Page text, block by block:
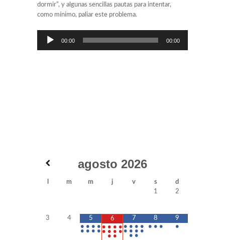
dormir”, y algunas sencillas pautas para intentar,
como mínimo, paliar este problema.
Reproductor
00:00 00:00
agosto 2026
m m j v s
d
1
2
3 4
5
• • • •
• • • •
6
• • • •
• • • •
• •
7
• • • •
• • • •
• •
8
• • •
9
•